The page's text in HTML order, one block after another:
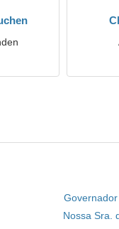
Nossa Sra.